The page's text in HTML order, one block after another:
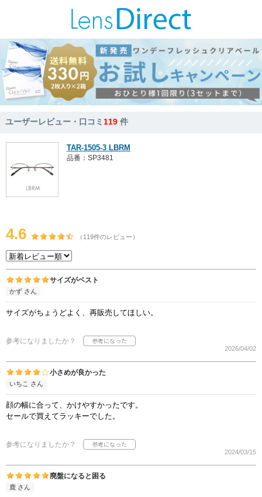
ユーザーレビュー・口コミ119 件
TAR-1505-3 LBRM
品番：SP3481
4.6 （119件のレビュー）
サイズがベスト
かず さん
サイズがちょうどよく、再販売してほしい。
参考になりましたか？
2026/04/02
小さめが良かった
いちこ さん
顔の幅に合って、かけやすかったです。
セールで買えてラッキーでした。
参考になりましたか？
2024/03/15
廃盤になると困る
鹿 さん